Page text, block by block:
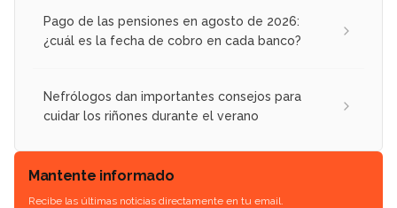
Pago de las pensiones en agosto de 2026:
¿cuál es la fecha de cobro en cada banco?
Nefrólogos dan importantes consejos para
cuidar los riñones durante el verano
Mantente informado
Recibe las últimas noticias directamente en tu email.